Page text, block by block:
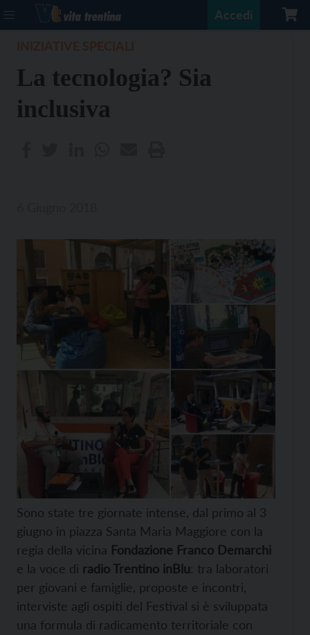
Accedi
La tecnologia? Sia
inclusiva
Sono state tre giornate intense, dal primo al 3
giugno in piazza Santa Maria Maggiore con la
regia della vicina Fondazione Franco Demarchi
e la voce di radio Trentino inBlu: tra laboratori
per giovani e famiglie, proposte e incontri,
interviste agli ospiti del Festival si è sviluppata
una formula di radicamento territoriale con